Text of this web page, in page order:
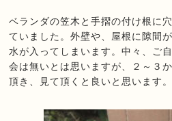
ベランダの笠木と手摺の付け根に
ていました。外壁や、屋根に隙間
水が入ってしまいます。中々、ご
会は無いとは思いますが、２～３
頂き、見て頂くと良いと思います。